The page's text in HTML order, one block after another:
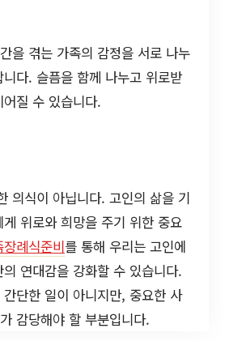
을 겪는 가족의 감정을 서로 나누
다. 슬픔을 함께 나누고 위로받
질 수 있습니다.
의식이 아닙니다. 고인의 삶을 기
위로와 희망을 주기 위한 중요
장례식준비를 통해 우리는 고인에
연대감을 강화할 수 있습니다.
단한 일이 아니지만, 중요한 사
감당해야 할 부분입니다.